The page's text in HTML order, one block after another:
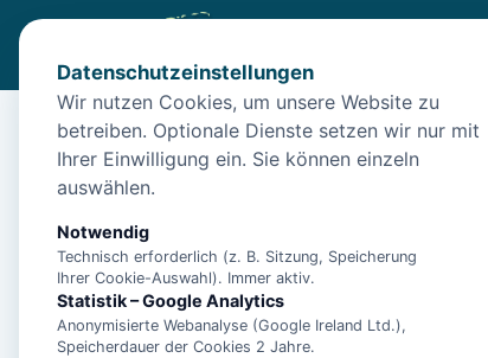
Diese Unterkunft
Wir haben Alternativen in
Unterkünfte in
Datenschutzeinstellungen
Wir nutzen Cookies, um unsere Website zu
betreiben. Optionale Dienste setzen wir nur mit
Ihrer Einwilligung ein. Sie können einzeln
auswählen.
Notwendig
Technisch erforderlich (z. B. Sitzung, Speicherung
Ihrer Cookie-Auswahl). Immer aktiv.
Statistik – Google Analytics
Anonymisierte Webanalyse (Google Ireland Ltd.),
Speicherdauer der Cookies 2 Jahre.